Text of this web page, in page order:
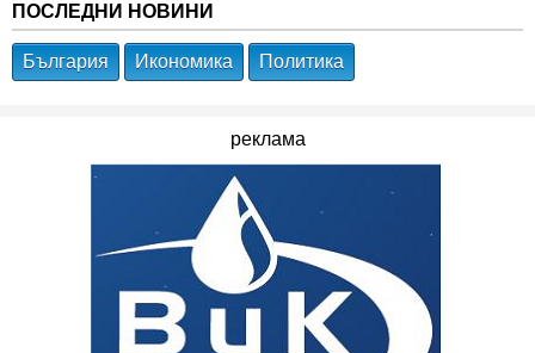
ПОСЛЕДНИ НОВИНИ
България Икономика Политика
реклама